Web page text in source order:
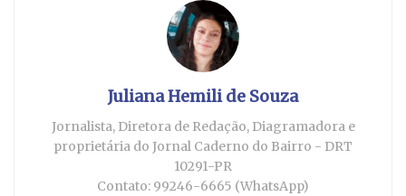
Juliana Hemili de Souza
Jornalista, Diretora de Redação, Diagramadora e
proprietária do Jornal Caderno do Bairro - DRT
10291-PR
Contato: 99246-6665 (WhatsApp)